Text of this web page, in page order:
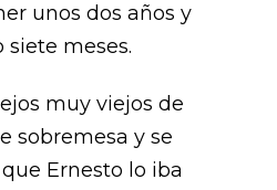
unos dos años y
siete meses.
muy viejos de
sobremesa y se
Ernesto lo iba